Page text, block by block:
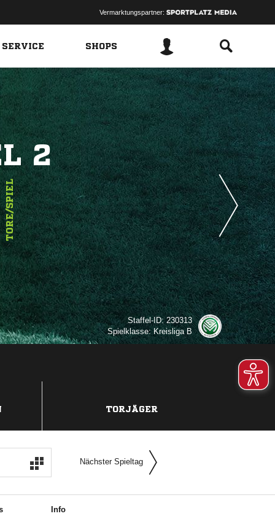
Vermarktungspartner:
SHOPS
2
TORE/SPIEL
Staffel-ID: 230313
Spielklasse: Kreisliga B
TORJÄGER
Nächster Spieltag
Info